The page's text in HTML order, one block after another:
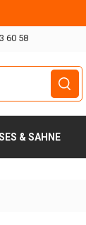
60 58
& SAHNE